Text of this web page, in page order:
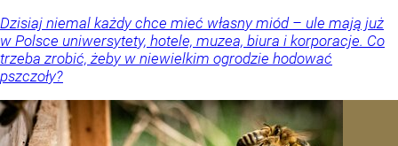
Dzisiaj niemal każdy chce mieć własny miód – ule mają już
w Polsce uniwersytety, hotele, muzea, biura i korporacje. Co
trzeba zrobić, żeby w niewielkim ogrodzie hodować
pszczoły?